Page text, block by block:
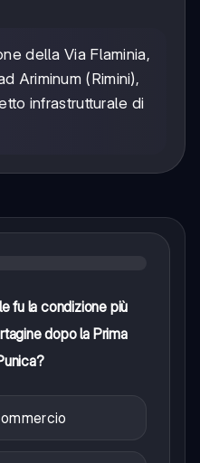
della Via Flaminia,
Ariminum (Rimini),
infrastrutturale di
fu la condizione più
dopo la Prima